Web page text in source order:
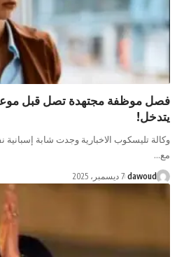
مجتهدة تصل قبل موعد العمل…
الاخبارية وجدت شابة إسبانية نفسها في
7 ديسمبر، 2025